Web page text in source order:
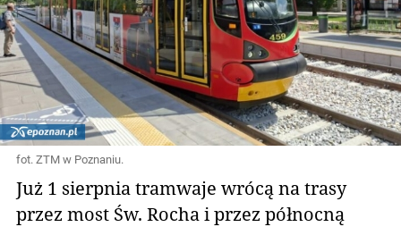
fot. ZTM w Poznaniu.
Już 1 sierpnia tramwaje wrócą na trasy
przez most Św. Rocha i przez północną